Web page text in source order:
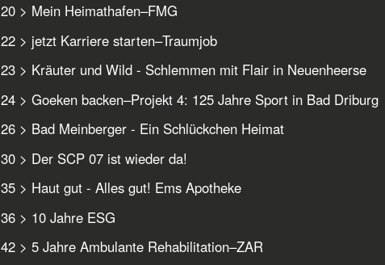
20 > Mein Heimathafen–FMG
22 > jetzt Karriere starten–Traumjob
23 > Kräuter und Wild - Schlemmen mit Flair in Neuenheerse
24 > Goeken backen–Projekt 4: 125 Jahre Sport in Bad Driburg
26 > Bad Meinberger - Ein Schlückchen Heimat
30 > Der SCP 07 ist wieder da!
35 > Haut gut - Alles gut! Ems Apotheke
36 > 10 Jahre ESG
42 > 5 Jahre Ambulante Rehabilitation–ZAR